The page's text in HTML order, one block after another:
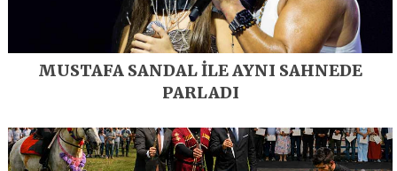
MUSTAFA SANDAL İLE AYNI SAHNEDE
PARLADI